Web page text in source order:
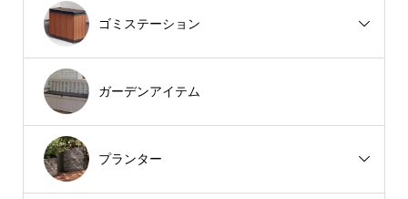
ゴミステーション
ガーデンアイテム
プランター